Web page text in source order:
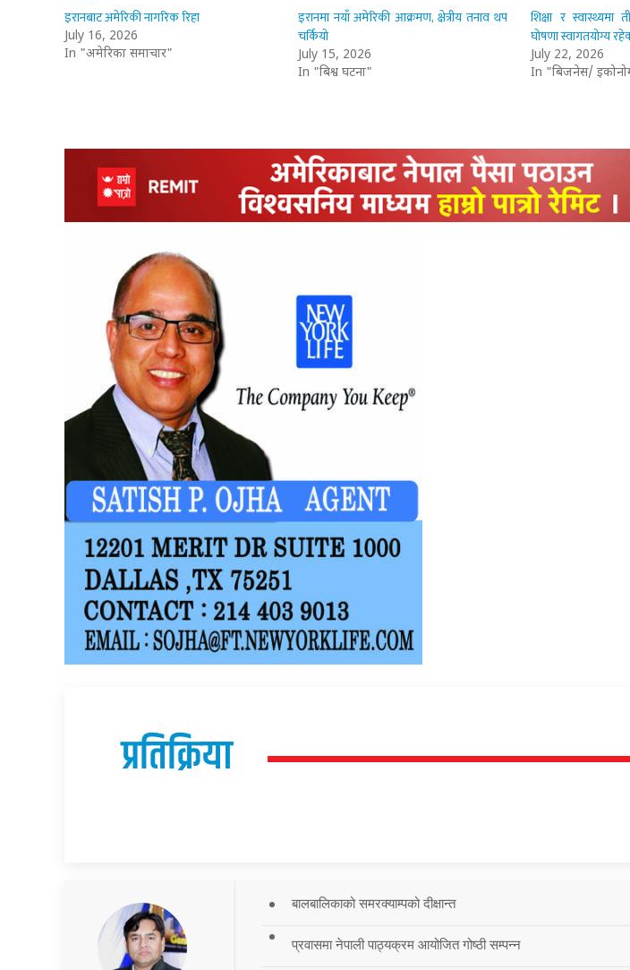
इरानबाट अमेरिकी नागरिक रिहा
July 16, 2026
In "अमेरिका समाचार"
इरानमा नयाँ अमेरिकी आक्रमण, क्षेत्रीय तनाव थप
चर्कियो
July 15, 2026
In "बिश्व घटना"
शिक्षा र स्वास्थ्यमा
घोषणा स्वागतयोग्य
July 22, 2026
In "बिजनेस/
प्रतिक्रिया
बालबालिकाको समरक्याम्पको दीक्षान्त
प्रवासमा नेपाली पाठ्यक्रम आयोजित गोष्ठी सम्पन्न